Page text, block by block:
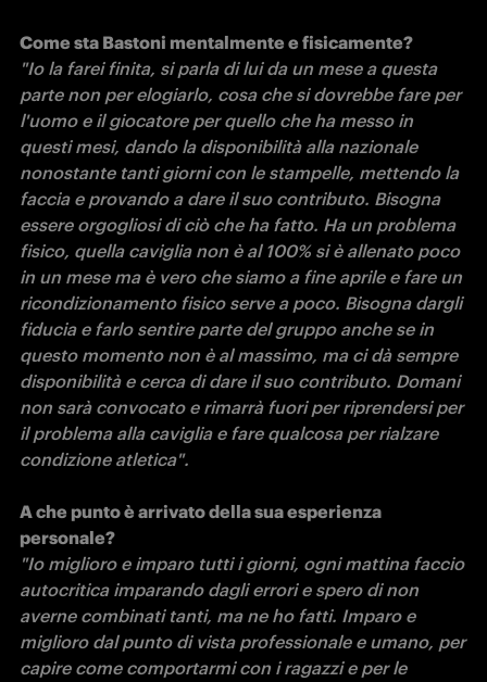
"Io la farei finita, si parla di lui da un mese a questa
parte non per elogiarlo, cosa che si dovrebbe fare per
l'uomo e il giocatore per quello che ha messo in
questi mesi, dando la disponibilità alla nazionale
nonostante tanti giorni con le stampelle, mettendo la
faccia e provando a dare il suo contributo. Bisogna
essere orgogliosi di ciò che ha fatto. Ha un problema
fisico, quella caviglia non è al 100% si è allenato poco
in un mese ma è vero che siamo a fine aprile e fare un
ricondizionamento fisico serve a poco. Bisogna dargli
fiducia e farlo sentire parte del gruppo anche se in
questo momento non è al massimo, ma ci dà sempre
disponibilità e cerca di dare il suo contributo. Domani
non sarà convocato e rimarrà fuori per riprendersi per
il problema alla caviglia e fare qualcosa per rialzare
condizione atletica".
A che punto è arrivato della sua esperienza
"Io miglioro e imparo tutti i giorni, ogni mattina faccio
autocritica imparando dagli errori e spero di non
averne combinati tanti, ma ne ho fatti. Imparo e
miglioro dal punto di vista professionale e umano, per
capire come comportarmi con i ragazzi e per le